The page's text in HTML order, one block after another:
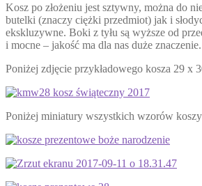
Kosz po złożeniu jest sztywny, można do
butelki (znaczy ciężki przedmiot) jak i
ekskluzywne. Boki z tyłu są wyższe od
i mocne – jakość ma dla nas duże znaczenie.
Poniżej zdjęcie przykładowego kosza 29 x
Poniżej miniatury wszystkich wzorów koszy